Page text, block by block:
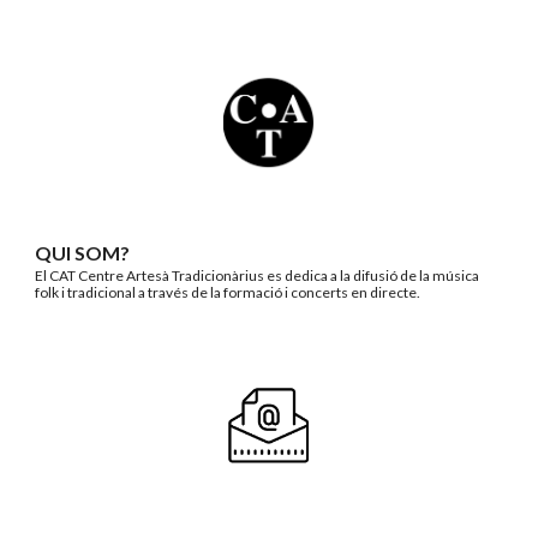
QUI SOM?
El CAT Centre Artesà Tradicionàrius es dedica a la difusió de la música
folk i tradicional a través de la formació i concerts en directe.